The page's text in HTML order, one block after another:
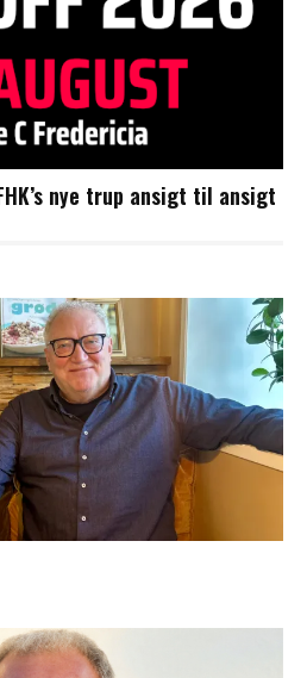
nye trup ansigt til ansigt